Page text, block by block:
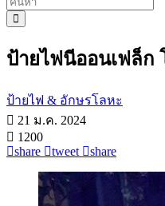
ป้ายไฟนีออนเฟล็ก
ป้ายไฟ & อักษรโลหะ
21 ม.ค. 2024
1200
share
tweet share